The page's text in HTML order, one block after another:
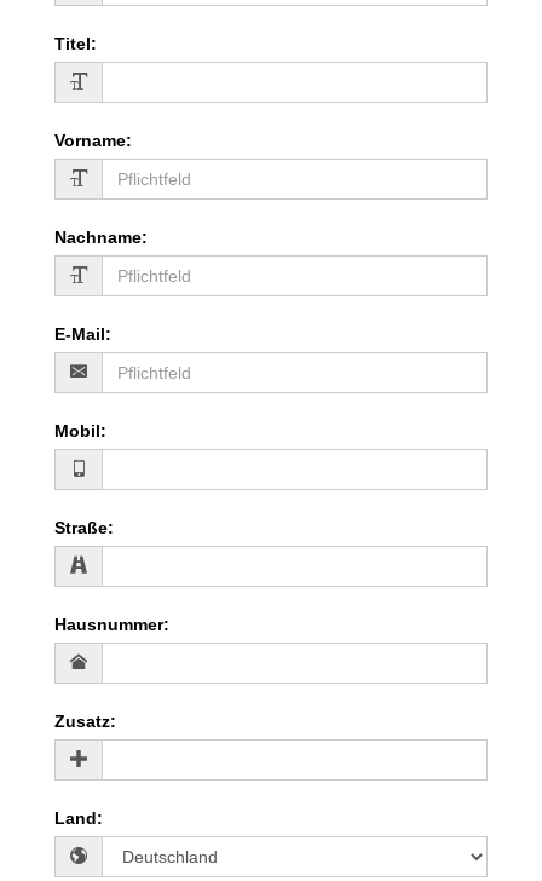
Titel:
Vorname:
Nachname:
E-Mail:
Mobil:
Straße:
Hausnummer:
Zusatz:
Land: